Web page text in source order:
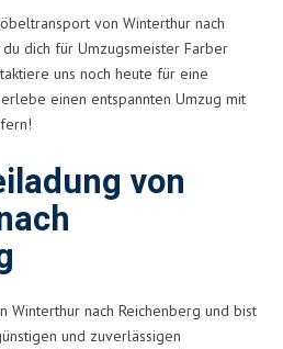
von Winterthur nach
dich für Umzugsmeister Farber
uns noch heute für eine
einen entspannten Umzug mit
von
Winterthur nach Reichenberg und bist
und zuverlässigen